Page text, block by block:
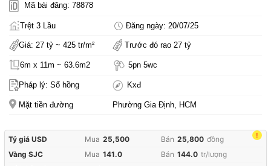
Mã bài đăng: 78878
Trệt 3 Lầu Đăng ngày: 20/07/25
Giá: 27 tỷ ~ 425 tr/m² Trước đó rao 27 tỷ
6m x 11m ~ 63.6m2 5pn 5wc
Pháp lý: Sổ hồng Kxđ
Mặt tiền đường Phường Gia Định, HCM
!
Tỷ giá USD Mua 25,500 Bán 25,800 đồng
Vàng SJC
Mua 141.0 Bán 144.0 tr/lượng